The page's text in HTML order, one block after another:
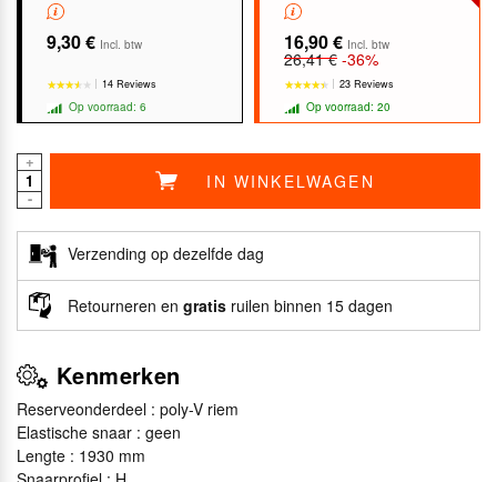
9,30 € Incl. btw
14 Reviews
Op voorraad: 6
16,90 € Incl. btw
26,41 € -36%
23 Reviews
Op voorraad: 20
+
-
IN WINKELWAGEN
Verzending op dezelfde dag
Retourneren en gratis ruilen binnen 15 dagen
Kenmerken
Reserveonderdeel : poly-V riem
Elastische snaar : geen
Lengte : 1930 mm